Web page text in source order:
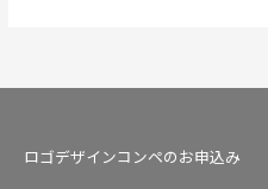
ロゴデザインコンペのお申込み